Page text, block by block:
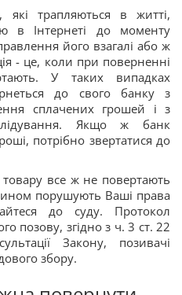
трапляються в житті,
в Інтернеті до моменту
його взагалі або ж
- це, коли при поверненні
У таких випадках
до свого банку з
сплачених грошей і з
Якщо ж банк
потрібно звертатися до
все ж не повертають
порушують Ваші права
до суду. Протокол
позову, згідно з ч. 3 ст. 22
Закону, позивачі
збору.